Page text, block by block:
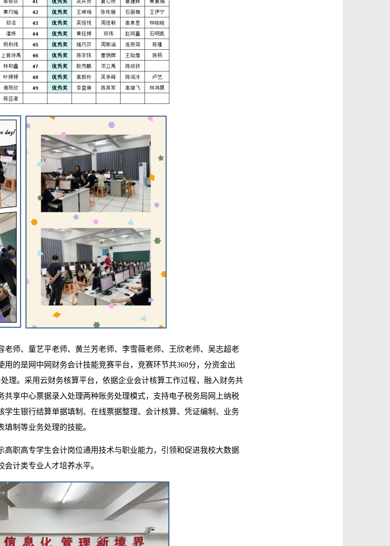
师、童艺平老师、黄兰芳老师、李雪薇老师、王欣老师、吴志超老
的是网中网财务会计技能竞赛平台，竞赛环节共360分，分资金出
理。采用云财务核算平台，依据企业会计核算工作过程，融入财务共
享中心票据录入处理两种账务处理模式，支持电子税务局网上纳税
生银行结算单据填制、在线票据整理、会计核算、凭证编制、业务
制等业务处理的技能。
职高专学生会计岗位通用技术与职业能力，引领和促进我校大数据
计类专业人才培养水平。